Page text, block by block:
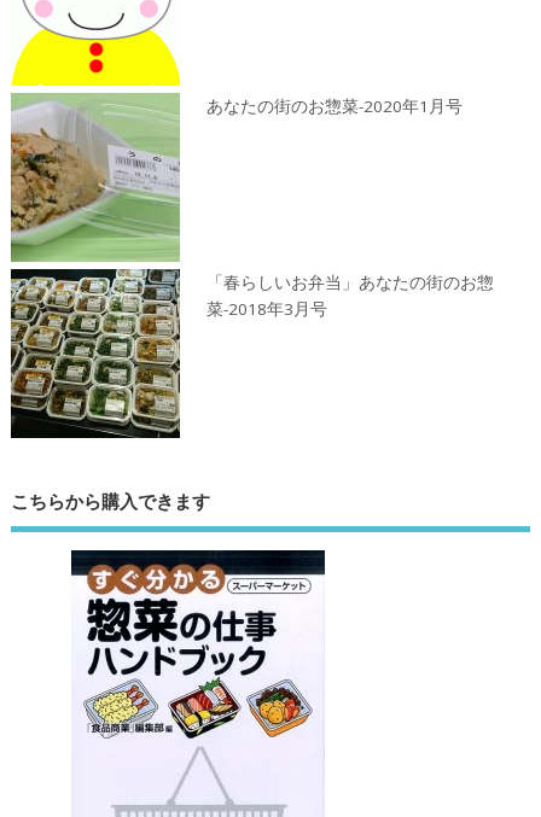
あなたの街のお惣菜-2020年1月号
「春らしいお弁当」あなたの街のお惣
菜-2018年3月号
こちらから購入できます